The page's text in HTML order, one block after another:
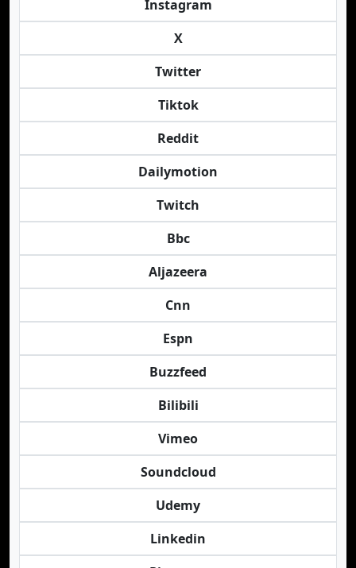
Instagram
X
Twitter
Tiktok
Reddit
Dailymotion
Twitch
Bbc
Aljazeera
Cnn
Espn
Buzzfeed
Bilibili
Vimeo
Soundcloud
Udemy
Linkedin